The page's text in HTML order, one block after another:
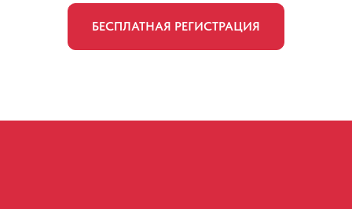
БЕСПЛАТНАЯ РЕГИСТРАЦИЯ